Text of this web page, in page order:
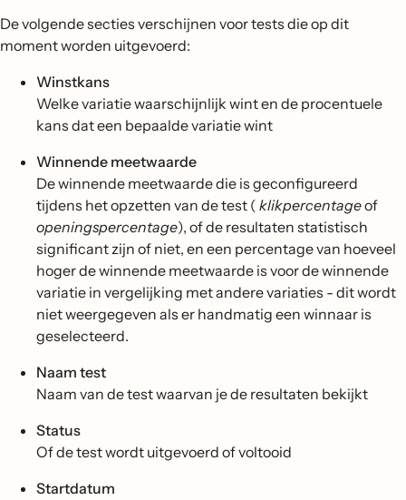
De volgende secties verschijnen voor tests die op dit
moment worden uitgevoerd:
Winstkans
Welke variatie waarschijnlijk wint en de procentuele
kans dat een bepaalde variatie wint
Winnende meetwaarde
De winnende meetwaarde die is geconfigureerd
tijdens het opzetten van de test ( klikpercentageof
openingspercentage), of de resultaten statistisch
significant zijn of niet, en een percentage van hoeveel
hoger de winnende meetwaarde is voor de winnende
variatie in vergelijking met andere variaties - dit wordt
niet weergegeven als er handmatig een winnaar is
geselecteerd.
Naam test
Naam van de test waarvan je de resultaten bekijkt
Status
Of de test wordt uitgevoerd of voltooid
Startdatum